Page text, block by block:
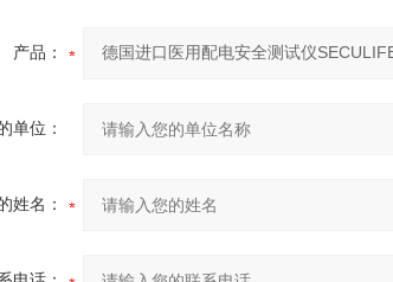
产品：
单位：
姓名：